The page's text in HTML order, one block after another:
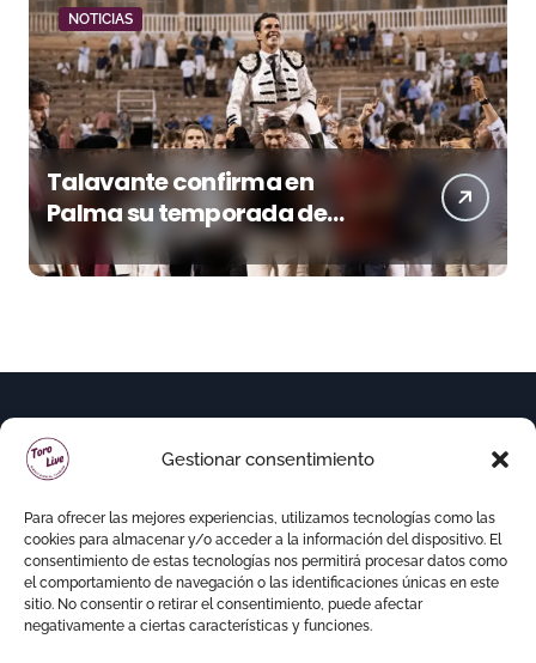
Gestionar consentimiento
Para ofrecer las mejores experiencias, utilizamos tecnologías como las
cookies para almacenar y/o acceder a la información del dispositivo. El
consentimiento de estas tecnologías nos permitirá procesar datos como
el comportamiento de navegación o las identificaciones únicas en este
sitio. No consentir o retirar el consentimiento, puede afectar
negativamente a ciertas características y funciones.
NOTICIAS
Talavante confirma en
Palma su temporada de
figura y el palco niega el
premio a Roca Rey